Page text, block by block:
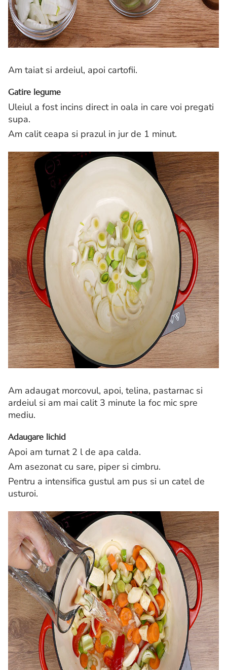
Am taiat si ardeiul, apoi cartofii.
Gatire legume
Uleiul a fost incins direct in oala in care voi pregati
supa.
Am calit ceapa si prazul in jur de 1 minut.
Am adaugat morcovul, apoi, telina, pastarnac si
ardeiul si am mai calit 3 minute la foc mic spre
mediu.
Adaugare lichid
Apoi am turnat 2 l de apa calda.
Am asezonat cu sare, piper si cimbru.
Pentru a intensifica gustul am pus si un catel de
usturoi.